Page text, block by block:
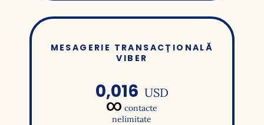
MESAGERIE TRANSACȚIONALĂ
VIBER
0,016 USD
contacte
nelimitate